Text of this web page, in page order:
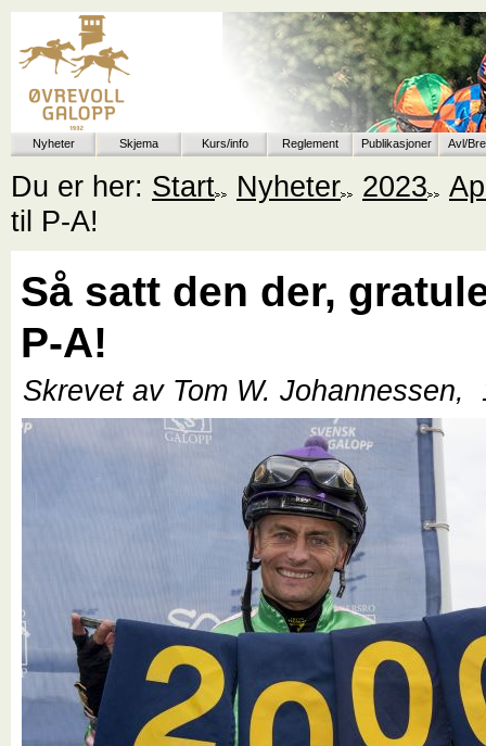
Nyheter Skjema Kurs/info Reglement Publikasjoner Avl/
Du er her: Start Nyheter 2023
til P-A!
Så satt den der,
P-A!
Skrevet av Tom W. Johannessen,